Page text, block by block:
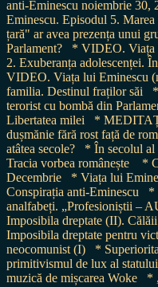
anti-Eminescu noiembrie 30,
Eminescu. Episodul 5.
țară" ar avea prezența unui
Parlament?
* VIDEO. Viața
2. Exuberanța adolescenței.
VIDEO. Viața lui Eminescu
familia. Destinul fraților săi
terorist cu bombă din
Libertatea milei
*
dușmănie fără rost față de
atâtea secole?
* În secolul al
Tracia vorbea românește
*
Decembrie
* Viața lui
Conspirația anti-Eminescu
*
analfabeți. „Profesioniștii –
Imposibila dreptate (II).
Imposibila dreptate pentru
neocomunist (I)
*
primitivismul de lux al
muzică de mișcarea Woke
*